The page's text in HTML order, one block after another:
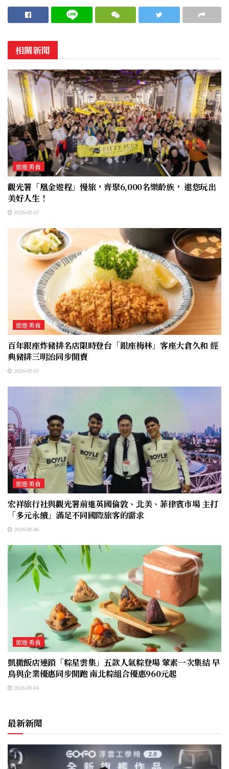
相關新聞
旅遊美食
觀光署「凰金遊程」慢旅，齊聚6,000名樂齡族， 邀您玩出
美好人生！
2026-05-07
旅遊美食
百年銀座炸豬排名店限時登台「銀座梅林」客座大倉久和 經
典豬排三明治同步開賣
2026-05-07
旅遊美食
宏祥旅行社與觀光署前進英國倫敦、北美、菲律賓市場 主打
「多元永續」滿足不同國際旅客的需求
2026-05-06
旅遊美食
凱撒飯店連鎖「粽星雲集」五款人氣粽登場 葷素一次集結 早
鳥與企業優惠同步開跑 南北粽組合優惠960元起
2026-05-04
最新新聞